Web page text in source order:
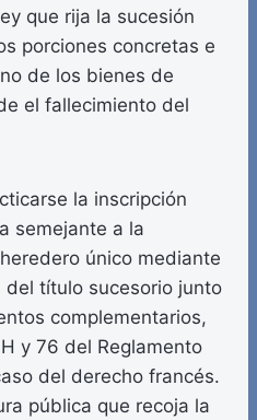
que rija la sucesión
porciones concretas e
de los bienes de
el fallecimiento del
la inscripción
semejante a la
único mediante
título sucesorio junto
complementarios,
y 76 del Reglamento
del derecho francés.
pública que recoja la